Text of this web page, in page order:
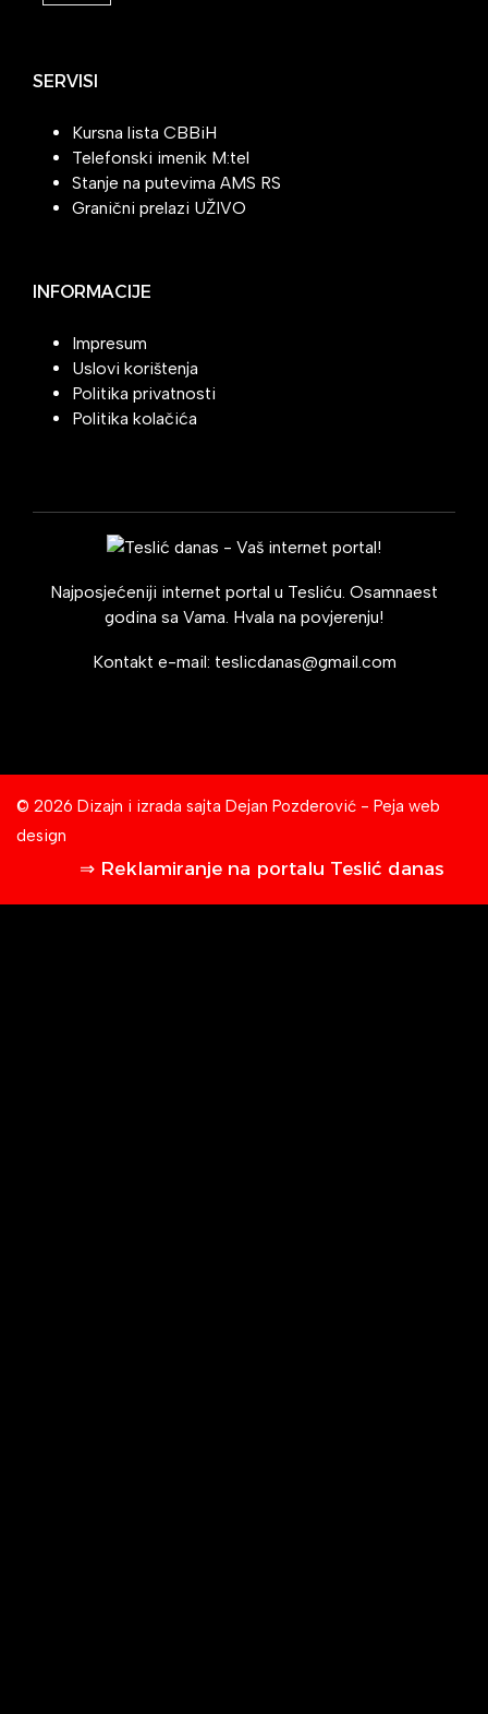
SERVISI
Kursna lista CBBiH
Telefonski imenik M:tel
Stanje na putevima AMS RS
Granični prelazi UŽIVO
INFORMACIJE
Impresum
Uslovi korištenja
Politika privatnosti
Politika kolačića
Najposjećeniji internet portal u Tesliću. Osamnaest
godina sa Vama. Hvala na povjerenju!
Kontakt e-mail: teslicdanas@gmail.com
© 2026 Dizajn i izrada sajta Dejan Pozderović - Peja web
design
⇒ Reklamiranje na portalu Teslić danas